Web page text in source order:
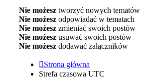
Nie możesz tworzyć nowych tematów
Nie możesz odpowiadać w tematach
Nie możesz zmieniać swoich postów
Nie możesz usuwać swoich postów
Nie możesz dodawać załączników
Strona główna
Strefa czasowa UTC